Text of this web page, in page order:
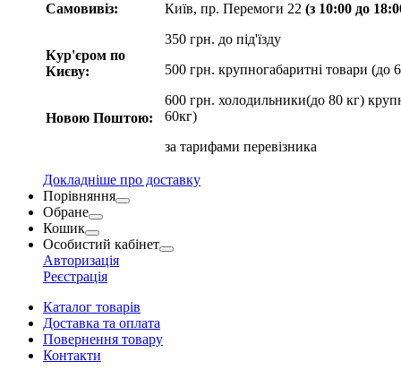
Самовивіз:
Кур'єром по
Києву:
Новою Поштою:
Київ, пр. Перемоги 22 (з 10:00 до
350 грн. до під'їзду
500 грн. крупногабаритні товари (до
600 грн. холодильники(до 80 кг)
60кг)
за тарифами перевізника
Докладніше про доставку
Порівняння
Обране
Кошик
Особистий кабінет
Авторизація
Реєстрація
Каталог товарів
Доставка та оплата
Повернення товару
Контакти